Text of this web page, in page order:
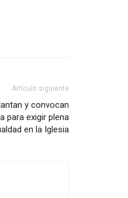
Artículo siguiente
y convocan
para exigir plena
en la Iglesia